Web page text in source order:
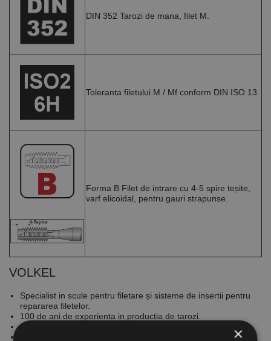
DIN 352 Tarozi de mana, filet M.
Toleranta filetului M / Mf conform DIN ISO 13.
Forma B Filet de intrare cu 4-5 spire teșite,
varf elicoidal, pentru gauri strapunse.
VOLKEL
Specialist in scule pentru filetare și sisteme de insertii pentru
repararea filetelor.
100 de ani de experienta in productia de tarozi.
Companie cu sediul in Remscheid, Germania.
Clienti din 70 de tari sunt satisfacuti de calitatea produselor
×